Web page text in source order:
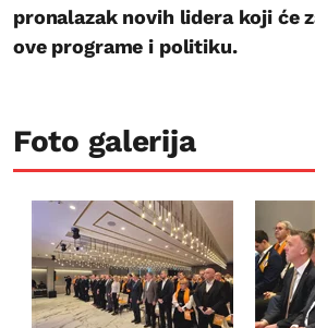
pronalazak novih lidera koji će
ove programe i politiku.
Foto galerija